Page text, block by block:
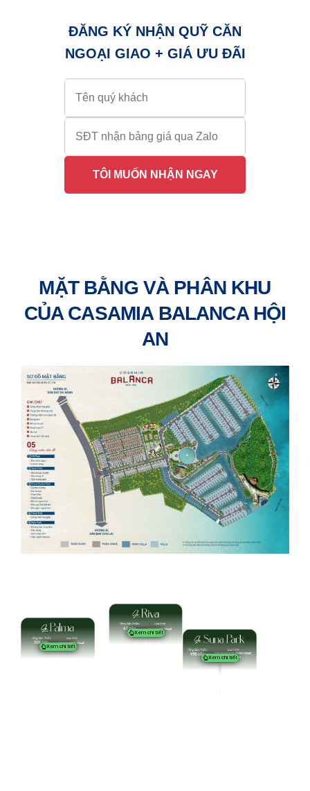
ĐĂNG KÝ NHẬN QUỸ CĂN
NGOẠI GIAO + GIÁ ƯU ĐÃI
TÔI MUỐN NHẬN NGAY
MẶT BẰNG VÀ PHÂN KHU
CỦA CASAMIA BALANCA HỘI
AN
Xem chi tiết
Xem chi tiết
Xem chi tiết